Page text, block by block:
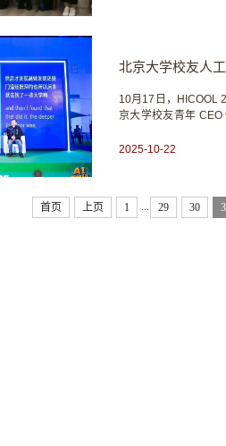
北京大学校友人
10月17日，HICOOL
京大学校友青年 CEO
际会展中心举办，共
2025-10-22
首页 上页 1 ... 29 30